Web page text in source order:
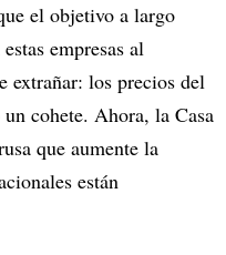
el objetivo a largo
empresas al
extrañar: los precios del
cohete. Ahora, la Casa
que aumente la
están